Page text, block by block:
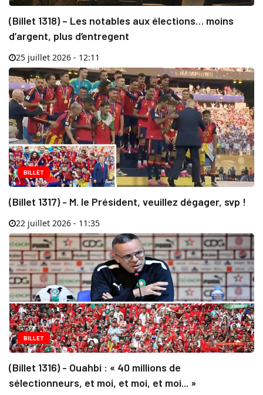
(Billet 1318) – Les notables aux élections… moins
d’argent, plus d’entregent
25 juillet 2026 - 12:11
BILLET
(Billet 1317) - M. le Président, veuillez dégager, svp !
22 juillet 2026 - 11:35
BILLET
(Billet 1316) - Ouahbi : « 40 millions de
sélectionneurs, et moi, et moi, et moi... »